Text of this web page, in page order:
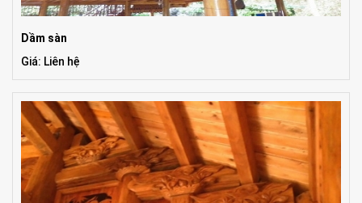
Dầm sàn
Giá: Liên hệ